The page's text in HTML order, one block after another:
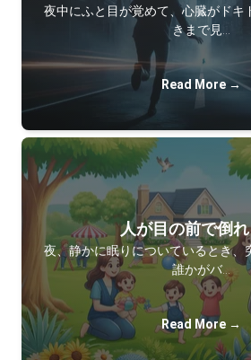
夜中にふと目が覚めて、心臓がドキ
きまで見…
Read More →
人が目の前で倒
夜、静かに眠りについているとき、
誰かがバ…
Read More →